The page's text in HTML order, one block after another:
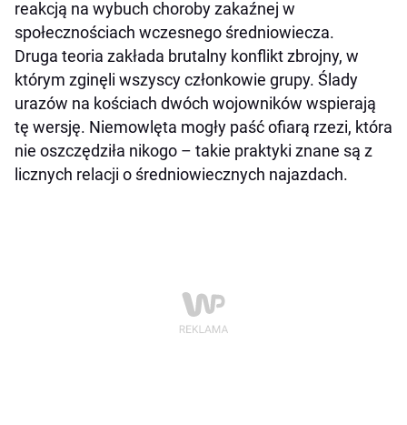
reakcją na wybuch choroby zakaźnej w
społecznościach wczesnego średniowiecza.
Druga teoria zakłada brutalny konflikt zbrojny, w
którym zginęli wszyscy członkowie grupy. Ślady
urazów na kościach dwóch wojowników wspierają
tę wersję. Niemowlęta mogły paść ofiarą rzezi, która
nie oszczędziła nikogo – takie praktyki znane są z
licznych relacji o średniowiecznych najazdach.